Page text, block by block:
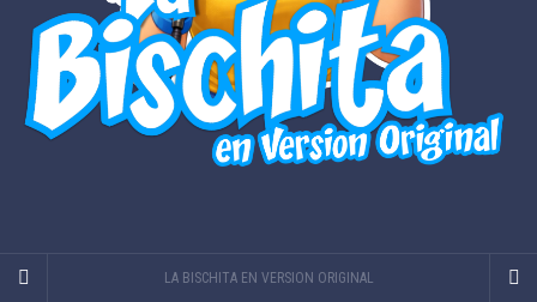
LA BISCHITA EN VERSION ORIGINAL